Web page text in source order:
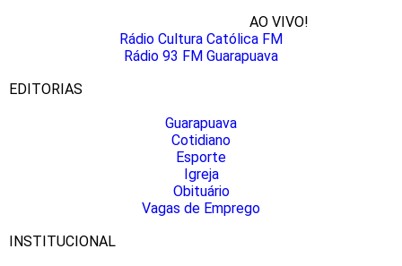
AO VIVO!
Rádio Cultura Católica FM
Rádio 93 FM Guarapuava
EDITORIAS
Guarapuava
Cotidiano
Esporte
Igreja
Obituário
Vagas de Emprego
INSTITUCIONAL